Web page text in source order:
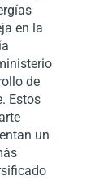
en la
de
Estos
un